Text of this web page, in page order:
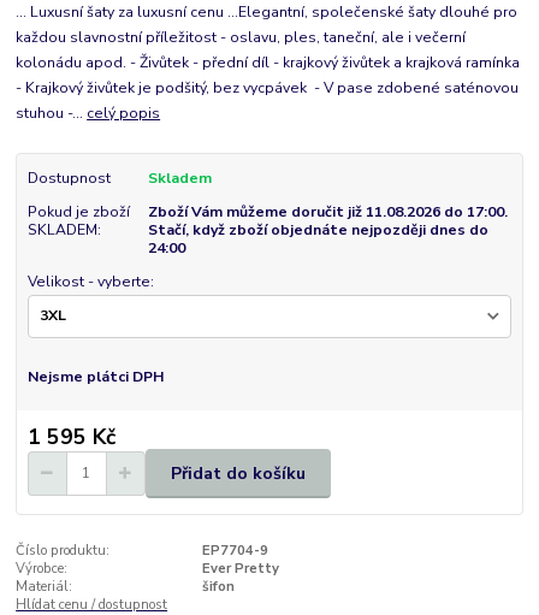
... Luxusní šaty za luxusní cenu ...Elegantní, společenské šaty dlouhé pro
každou slavnostní příležitost - oslavu, ples, taneční, ale i večerní
kolonádu apod. - Živůtek - přední díl - krajkový živůtek a krajková ramínka
- Krajkový živůtek je podšitý, bez vycpávek - V pase zdobené saténovou
stuhou -... celý popis
Dostupnost
Skladem
Pokud je zboží
SKLADEM:
Zboží Vám můžeme doručit již 11.08.2026 do 17:00.
Stačí, když zboží objednáte nejpozději dnes do
24:00
Velikost - vyberte:
Nejsme plátci DPH
1 595 Kč
Přidat do košíku
Číslo produktu:
EP7704-9
Výrobce:
Ever Pretty
Materiál:
šifon
Hlídat cenu / dostupnost